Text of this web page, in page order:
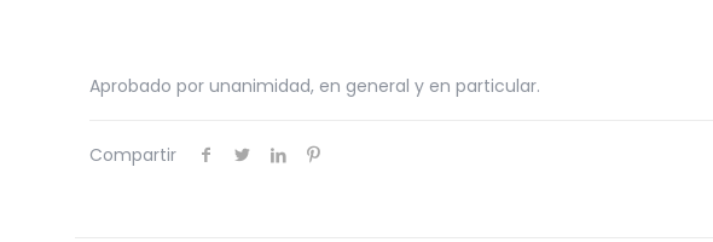
Aprobado por unanimidad, en general y en particular.
Compartir